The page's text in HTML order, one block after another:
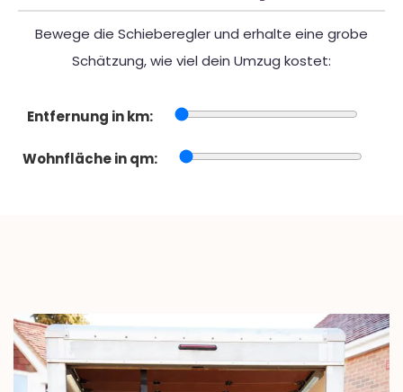
Bewege die Schieberegler und erhalte eine grobe
Schätzung, wie viel dein Umzug kostet:
Entfernung in km:
Wohnfläche in qm: